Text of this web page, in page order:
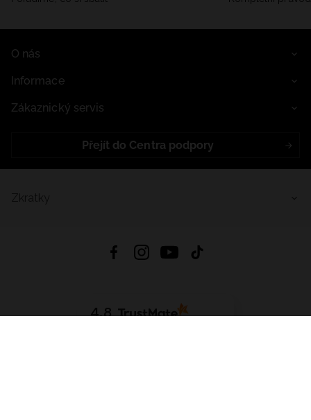
O nás
Informace
Zákaznický servis
Přejít do Centra podpory
4.8